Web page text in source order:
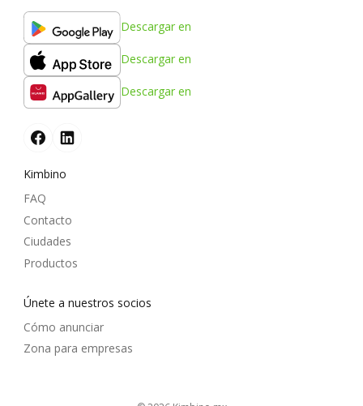
Descargar en
Descargar en
Descargar en
Kimbino
FAQ
Contacto
Ciudades
Productos
Únete a nuestros socios
Cómo anunciar
Zona para empresas